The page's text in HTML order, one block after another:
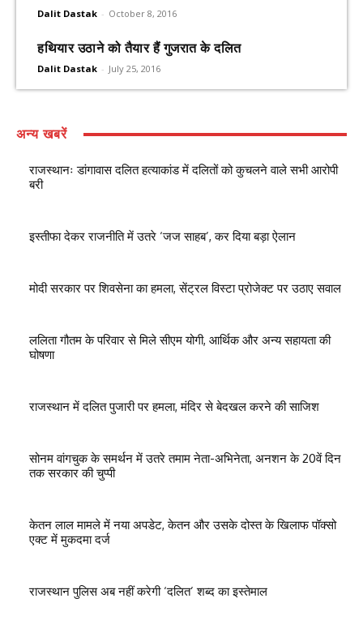
Dalit Dastak - October 8, 2016
हथियार उठाने को तैयार हैं गुजरात के दलित
Dalit Dastak - July 25, 2016
अन्य खबरें
राजस्थानः डांगावास दलित हत्याकांड में दलितों को कुचलने वाले सभी आरोपी
बरी
इस्तीफा देकर राजनीति में उतरे ‘जज साहब’, कर दिया बड़ा ऐलान
मोदी सरकार पर शिवसेना का हमला, सेंट्रल विस्टा प्रोजेक्ट पर उठाए सवाल
ललिता गौतम के परिवार से मिले सीएम योगी, आर्थिक और अन्य सहायता की
घोषणा
राजस्थान में दलित पुजारी पर हमला, मंदिर से बेदखल करने की साजिश
सोनम वांगचुक के समर्थन में उतरे तमाम नेता-अभिनेता, अनशन के 20वें दिन
तक सरकार की चुप्पी
केतन लाल मामले में नया अपडेट, केतन और उसके दोस्त के खिलाफ पॉक्सो
एक्ट में मुकदमा दर्ज
राजस्थान पुलिस अब नहीं करेगी ‘दलित’ शब्द का इस्तेमाल